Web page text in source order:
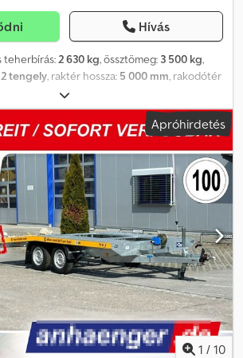
tükrözik a standard felszereltséget, a
(pl. gumiabroncs méret) fenntartva.
Hívás
teherbírás:2 630 kg, össztömeg: 3 500 kg,
2 tengely, raktér hossza: 5 000 mm, rakodótér
, raktérmagasság:
* Pótkocsi típus: Lenka Free M 3500 *
* Hasznos teher: 2630 kg * Belső méretek: H:
10 cm * Rakodási magasság: kb. 65 cm *
lemez, középen alumínium
Rögzítési pontok: perforált lemez *
* Váz: hegesztett acél, forró galvanizált *
13 pólusú, 12V * Gumiabroncsok: 195/50R13C
vagy KNOTT * Tengelyek száma: 2 *
alapfelszerelés * Kötelekkel
AL-KO * Ék: 2 db * Rampa: 300 cm,
kb. 6,84° vagy kb. 12,00% * Döntött
szöge: kb. 8,19° vagy kb. 14,40% *
100 km/h sebességre hitelesítve *
jármű okmány / COC tanúsítvány: 49,99 €
az ÁFA-t. Reichertshofen nyitvatartása:
Apróhirdetés
1 / 10